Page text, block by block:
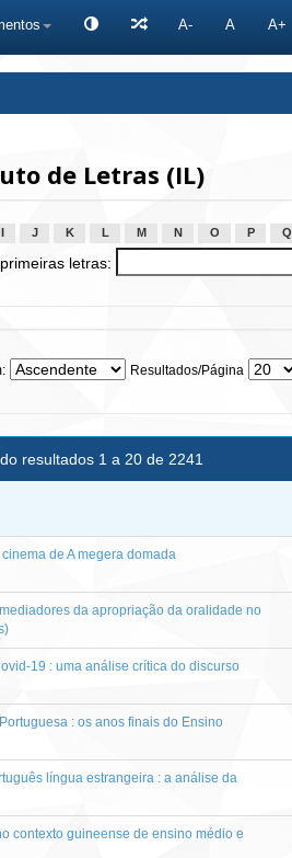
A- A A+
de Letras (IL)
J K L M N O P Q
letras:
Resultados/Página
resultados 1 a 20 de 2241
de A megera domada
da apropriação da oralidade no
19 : uma análise crítica do discurso
: os anos finais do Ensino
língua estrangeira : a análise da
contexto guineense de ensino médio e